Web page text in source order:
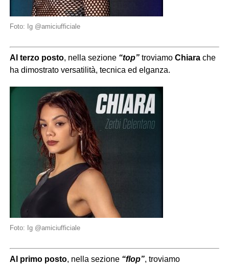
Foto: Ig @amiciufficiale
Al terzo posto, nella sezione “top”troviamo Chiarache
ha dimostrato versatilità, tecnica ed elganza.
Foto: Ig @amiciufficiale
Al primo posto, nella sezione“flop”, troviamo